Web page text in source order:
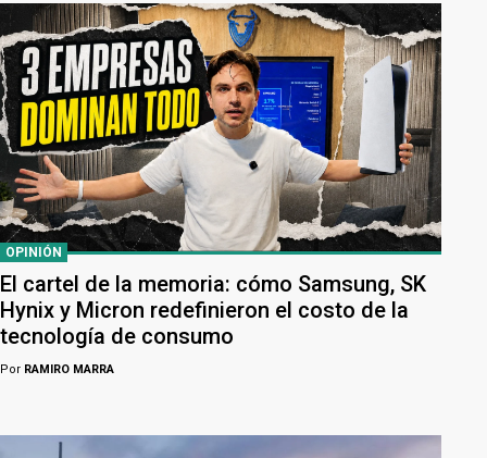
OPINIÓN
El cartel de la memoria: cómo Samsung, SK
Hynix y Micron redefinieron el costo de la
tecnología de consumo
Por RAMIRO MARRA